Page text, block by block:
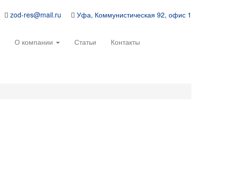
zod-res@mail.ru
Уфа, Коммунистическая 92, офис 1
О компании Статьи Контакты